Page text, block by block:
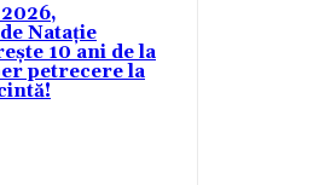
Natație
10 ani de la
petrecere la